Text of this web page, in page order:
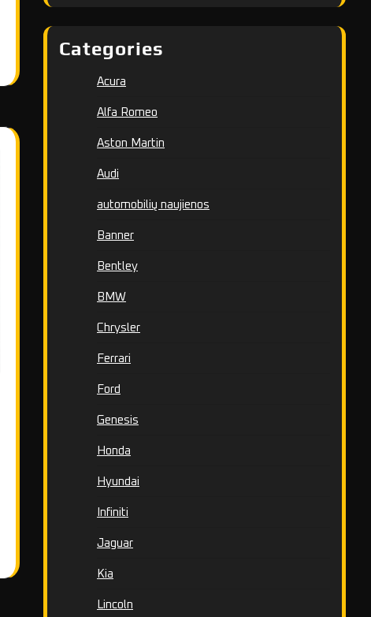
Categories
Acura
Alfa Romeo
Aston Martin
Audi
automobilių naujienos
Banner
Bentley
BMW
Chrysler
Ferrari
Ford
Genesis
Honda
Hyundai
Infiniti
Jaguar
Kia
Lincoln